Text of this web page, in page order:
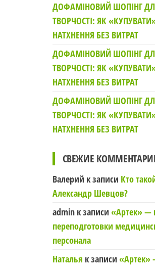
ДОФАМІНОВИЙ ШОПІНГ
ТВОРЧОСТІ: ЯК
НАТХНЕННЯ БЕЗ ВИТРАТ
ДОФАМІНОВИЙ ШОПІНГ
ТВОРЧОСТІ: ЯК
НАТХНЕННЯ БЕЗ ВИТРАТ
ДОФАМІНОВИЙ ШОПІНГ
ТВОРЧОСТІ: ЯК
НАТХНЕННЯ БЕЗ ВИТРАТ
СВЕЖИЕ
Валерий к записи Кто
Александр Шевцов?
adminк записи «Артек» —
переподготовки
персонала
Наталья к записи «Артек»